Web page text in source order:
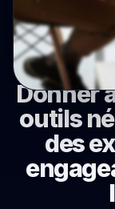
Donner
outils
des